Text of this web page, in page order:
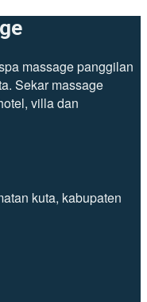
massage panggilan
Sekar massage
villa dan
kuta, kabupaten